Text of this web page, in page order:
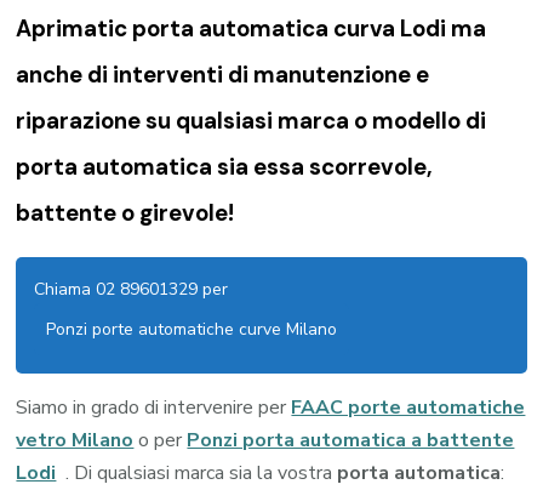
Aprimatic porta automatica curva Lodi ma
anche di interventi di manutenzione e
riparazione su qualsiasi marca o modello di
porta automatica sia essa scorrevole,
battente o girevole!
Chiama 02 89601329 per
Ponzi porte automatiche curve Milano
Siamo in grado di intervenire per FAAC porte automatiche
vetro Milano o per Ponzi porta automatica a battente
Lodi . Di qualsiasi marca sia la vostra porta automatica: